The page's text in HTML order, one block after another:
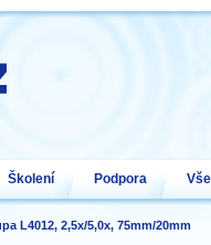
L4012, 2,5x/5,0x, 75mm/20mm
Školení Podpora